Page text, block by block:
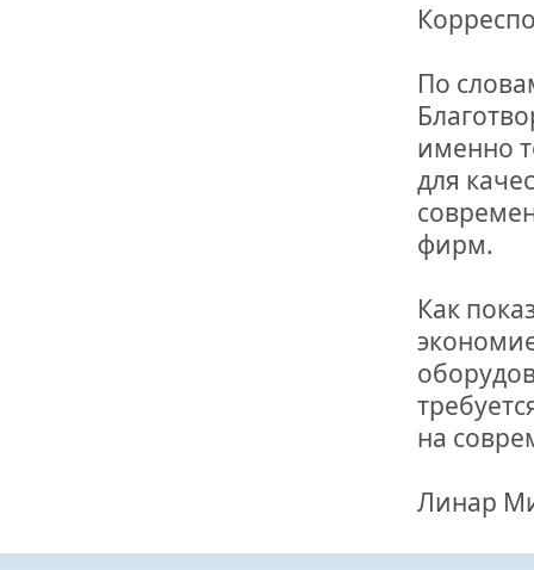
По
именно
для
фирм.
Как
на
Линар